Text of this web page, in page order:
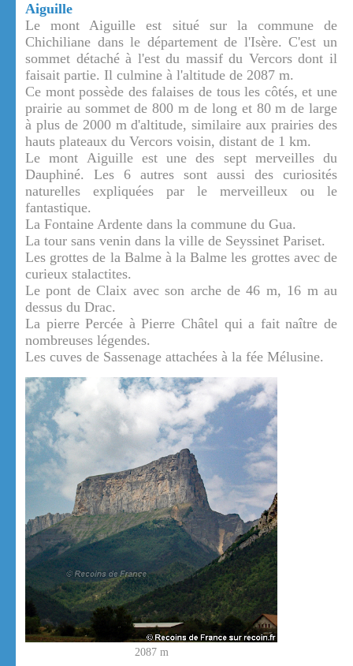
Aiguille
Le mont Aiguille est situé sur la commune de
Chichiliane dans le département de l'Isère. C'est un
sommet détaché à l'est du massif du Vercors dont il
faisait partie. Il culmine à l'altitude de 2087 m.
Ce mont possède des falaises de tous les côtés, et une
prairie au sommet de 800 m de long et 80 m de large
à plus de 2000 m d'altitude, similaire aux prairies des
hauts plateaux du Vercors voisin, distant de 1 km.
Le mont Aiguille est une des sept merveilles du
Dauphiné. Les 6 autres sont aussi des curiosités
naturelles expliquées par le merveilleux ou le
fantastique.
La Fontaine Ardente dans la commune du Gua.
La tour sans venin dans la ville de Seyssinet Pariset.
Les grottes de la Balme à la Balme les grottes avec de
curieux stalactites.
Le pont de Claix avec son arche de 46 m, 16 m au
dessus du Drac.
La pierre Percée à Pierre Châtel qui a fait naître de
nombreuses légendes.
Les cuves de Sassenage attachées à la fée Mélusine.
2087 m